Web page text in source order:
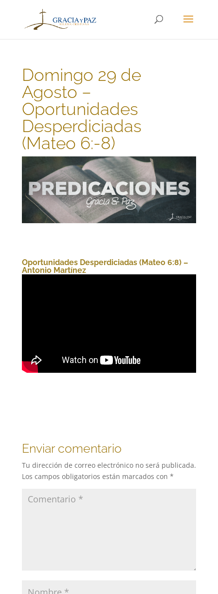
Domingo 29 de
Agosto –
Oportunidades
Desperdiciadas
(Mateo 6:-8)
Oportunidades Desperdiciadas (Mateo 6:8) –
Antonio Martínez
Enviar comentario
Tu dirección de correo electrónico no será publicada.
Los campos obligatorios están marcados con *